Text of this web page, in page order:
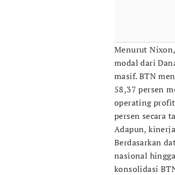
Menurut
modal dari
masif. BTN
58,37 persen
operating
persen secara
Adapun,
Berdasarkan
nasional
konsolidasi